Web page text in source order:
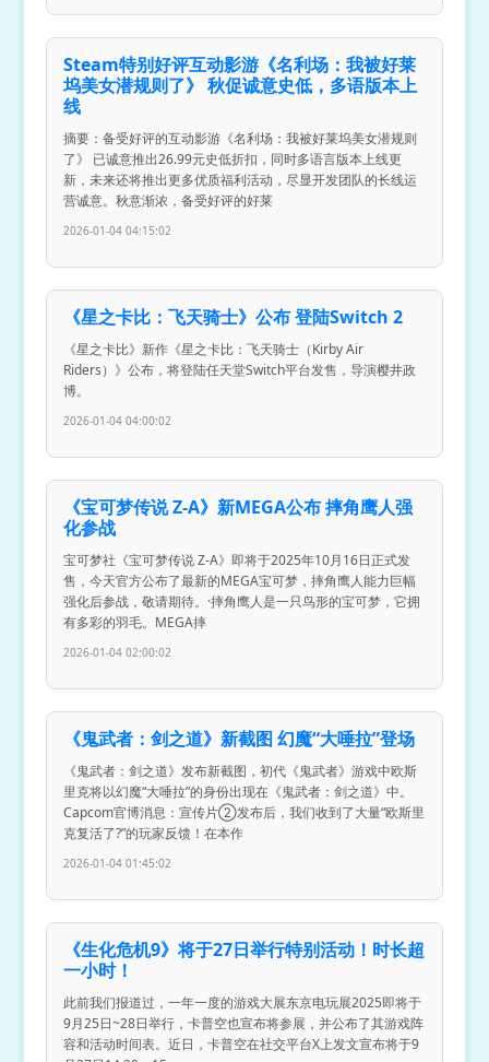
Steam特别好评互动影游《名利场：我被好莱
坞美女潜规则了》 秋促诚意史低，多语版本上
线
摘要：备受好评的互动影游《名利场：我被好莱坞美女潜规则
了》 已诚意推出26.99元史低折扣，同时多语言版本上线更
新，未来还将推出更多优质福利活动，尽显开发团队的长线运
营诚意。秋意渐浓，备受好评的好莱
2026-01-04 04:15:02
《星之卡比：飞天骑士》公布 登陆Switch 2
《星之卡比》新作《星之卡比：飞天骑士（Kirby Air
Riders）》公布，将登陆任天堂Switch平台发售，导演樱井政
博。
2026-01-04 04:00:02
《宝可梦传说 Z-A》新MEGA公布 摔角鹰人强
化参战
宝可梦社《宝可梦传说 Z-A》即将于2025年10月16日正式发
售，今天官方公布了最新的MEGA宝可梦，摔角鹰人能力巨幅
强化后参战，敬请期待。·摔角鹰人是一只鸟形的宝可梦，它拥
有多彩的羽毛。MEGA摔
2026-01-04 02:00:02
《鬼武者：剑之道》新截图 幻魔“大唾拉”登场
《鬼武者：剑之道》发布新截图，初代《鬼武者》游戏中欧斯
里克将以幻魔“大唾拉”的身份出现在《鬼武者：剑之道》中。
Capcom官博消息：宣传片②发布后，我们收到了大量“欧斯里
克复活了?”的玩家反馈！在本作
2026-01-04 01:45:02
《生化危机9》将于27日举行特别活动！时长超
一小时！
此前我们报道过，一年一度的游戏大展东京电玩展2025即将于
9月25日~28日举行，卡普空也宣布将参展，并公布了其游戏阵
容和活动时间表。近日，卡普空在社交平台X上发文宣布将于9